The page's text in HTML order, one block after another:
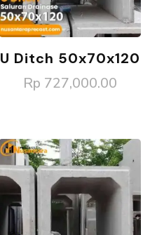
U Ditch 50x70x120
Rp 727,000.00